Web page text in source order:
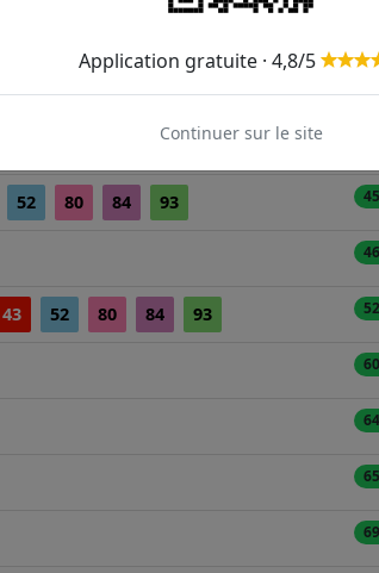
52 80 84 93
43 52 80 84 93
Application gratuite · 4,8/5
Continuer sur le site